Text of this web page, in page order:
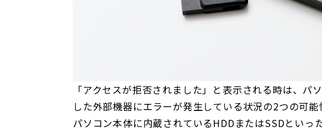
「アクセスが拒否されました」と表示される時は、
した外部機器にエラーが発生している状況の2つの可能
パソコン本体に内蔵されているHDDまたはSSDとい